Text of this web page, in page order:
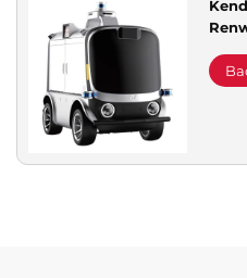
Dukungan Layanan
Hubungi Kami